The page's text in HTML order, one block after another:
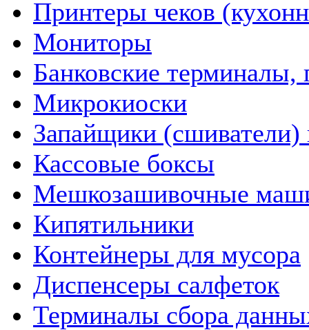
Принтеры чеков
Мониторы
Банковские
Микрокиоски
Запайщики (сшиватели)
Кассовые боксы
Мешкозашивочные
Кипятильники
Контейнеры для мусора
Диспенсеры салфеток
Терминалы сбора